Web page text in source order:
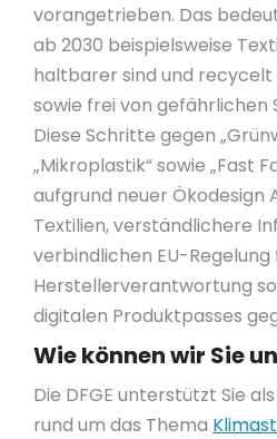
vorangetrieben. Das
ab 2030 beispielsweise
haltbarer sind und
sowie frei von gefährlichen
Diese Schritte gegen
„Mikroplastik“ sowie „Fast
aufgrund neuer Ökodesign
Textilien, verständlichere
verbindlichen EU-
Herstellerverantwortung
digitalen Produktpasses
Wie können wir Sie
Die DFGE unterstützt Sie
rund um das Thema